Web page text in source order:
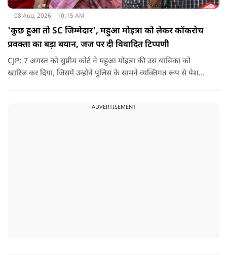
08 Aug, 2026 10:15 AM
'कुछ हुआ तो SC जिम्मेदार', महुआ मोइत्रा को लेकर कॉकरोच
प्रवक्ता का बड़ा बयान, जज पर दी विवादित टिप्पणी
CJP: 7 अगस्त को सुप्रीम कोर्ट ने महुआ मोइत्रा की उस याचिका को
खारिज कर दिया, जिसमें उन्होंने पुलिस के सामने व्यक्तिगत रूप से पेश
ADVERTISEMENT